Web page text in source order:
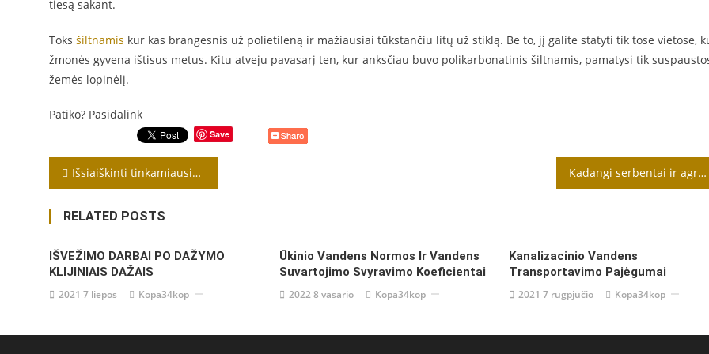
tiesą sakant.
Toks šiltnamis kur kas brangesnis už polietileną ir mažiausiai tūkstančiu litų už stiklą. Be to, jį galite statyti tik tose vietose,
žmonės gyvena ištisus metus. Kitu atveju pavasarį ten, kur anksčiau buvo polikarbonatinis šiltnamis, pamatysi tik
žemės lopinėlį.
Patiko? Pasidalink
Save
Navigacija
tarp
įrašų
Išsiaiškinti tinkamiausią laiką sodinti bulves – tai ne pasivaikščiojimas parke Kadangi serbentai ir agrastai pradeda augti anksti
RELATED POSTS
IŠVEŽIMO DARBAI PO DAŽYMO
KLIJINIAIS DAŽAIS
2021 7 liepos Kopa34kop
Ūkinio Vandens Normos Ir Vandens
Suvartojimo Svyravimo Koeficientai
2022 8 vasario Kopa34kop
Kanalizacinio Vandens
Transportavimo Pajėgumai
2021 7 rugpjūčio Kopa34kop